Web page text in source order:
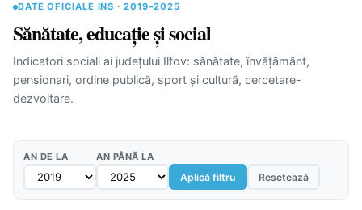
DATE OFICIALE INS · 2019–2025
Sănătate, educație și social
Indicatori sociali ai județului Ilfov: sănătate, învățământ,
pensionari, ordine publică, sport și cultură, cercetare-
dezvoltare.
AN DE LA AN PÂNĂ LA
Aplică filtru Resetează